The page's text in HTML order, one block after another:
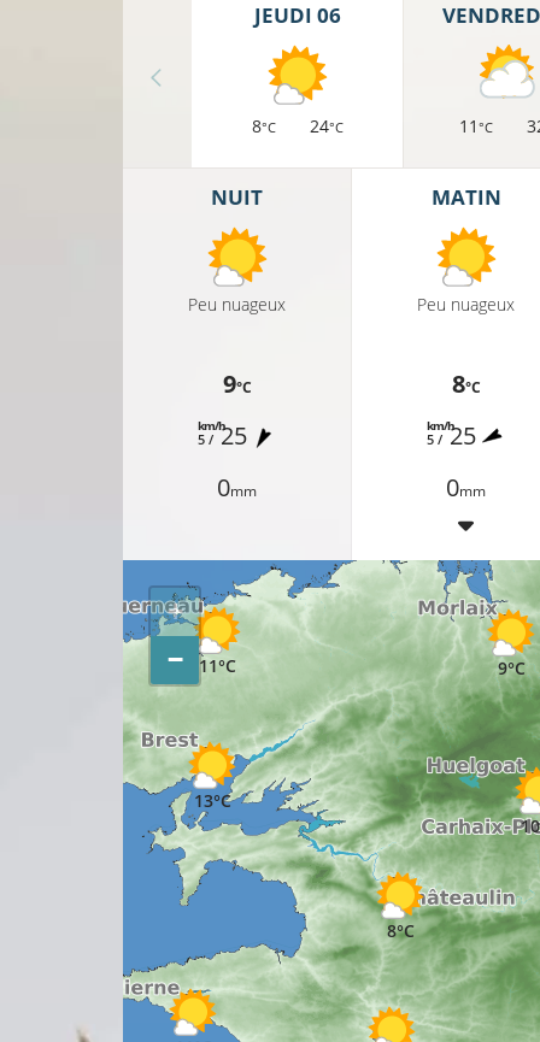
JEUDI 06
8°C 24°C 11 °C
NUIT
Peu nuageux
9°C
5 /
km/h25
0mm
MATIN
Peu nuageux
8°C
5 /
km/h25
0mm
13°C
8°C
9°C
11°C
+
−